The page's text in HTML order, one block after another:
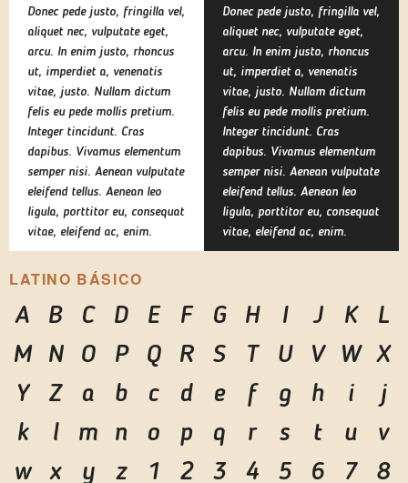
Donec pede justo, fringilla vel,
aliquet nec, vulputate eget,
arcu. In enim justo, rhoncus
ut, imperdiet a, venenatis
vitae, justo. Nullam dictum
felis eu pede mollis pretium.
Integer tincidunt. Cras
dapibus. Vivamus elementum
semper nisi. Aenean vulputate
eleifend tellus. Aenean leo
ligula, porttitor eu, consequat
vitae, eleifend ac, enim.
Donec pede justo, fringilla vel,
aliquet nec, vulputate eget,
arcu. In enim justo, rhoncus
ut, imperdiet a, venenatis
vitae, justo. Nullam dictum
felis eu pede mollis pretium.
Integer tincidunt. Cras
dapibus. Vivamus elementum
semper nisi. Aenean vulputate
eleifend tellus. Aenean leo
ligula, porttitor eu, consequat
vitae, eleifend ac, enim.
LATINO BÁSICO
A B C D E F G H I J K
L
M
N O P Q R S T U V W
X
Y
Z a b c d e f g h i
j
k
l m n o p q r s t u
v
w
x y z 1 2 3 4 5 6 7
8